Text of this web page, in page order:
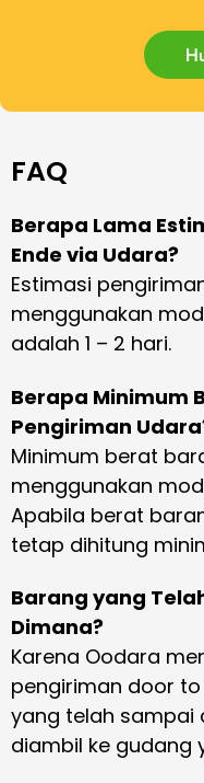
FAQ
Berapa Lama
Ende via Udara?
Estimasi
menggunakan
adalah 1 – 2 hari.
Berapa Minimum
Pengiriman
Minimum berat
menggunakan
Apabila berat
tetap dihitung
Barang yang
Dimana?
Karena Oodara
pengiriman door
yang telah sampai
diambil ke gudang